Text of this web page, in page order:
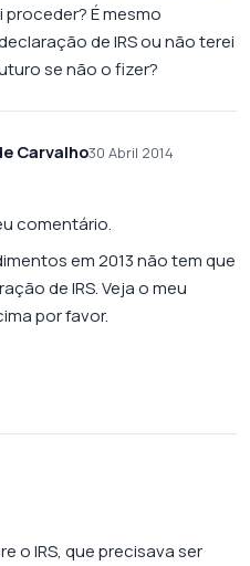
É mesmo
de IRS ou não terei
se não o fizer?
Carvalho30 Abril 2014
comentário.
em 2013 não tem que
de IRS. Veja o meu
por favor.
o IRS, que precisava ser